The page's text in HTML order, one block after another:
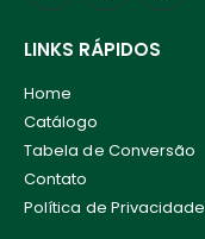
LINKS RÁPIDOS
Home
Catálogo
Tabela de Conversão
Contato
Política de Privacidade